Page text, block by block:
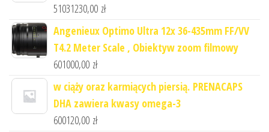
51031230,00 zł
Angenieux Optimo Ultra 12x 36-435mm FF/VV
T4.2 Meter Scale , Obiektyw zoom filmowy
601000,00 zł
w ciąży oraz karmiących piersią. PRENACAPS
DHA zawiera kwasy omega-3
600120,00 zł